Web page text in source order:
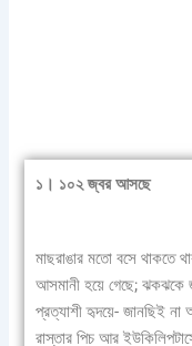
১। ১০২ জ্বর আসছে
মাছরাঙার মতো বসে থাকতে
আসমানী হয়ে গেছে; ঝকঝকে
প্রত্যাশী হৃদয়ে- জানছিই না
রাস্তার পিচ আর